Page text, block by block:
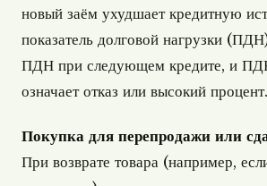
новый заём ухудшает кредитную
показатель долговой нагрузки
ПДН при следующем кредите, и
означает отказ или высокий процент.
Покупка для перепродажи или
При возврате товара (например,